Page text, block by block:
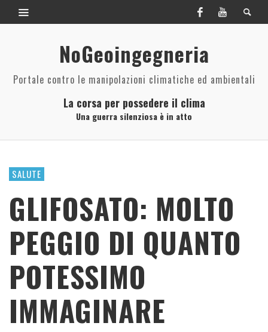
NoGeoingegneria
Portale contro le manipolazioni climatiche ed ambientali
La corsa per possedere il clima
Una guerra silenziosa è in atto
SALUTE
GLIFOSATO: MOLTO
PEGGIO DI QUANTO
POTESSIMO
IMMAGINARE